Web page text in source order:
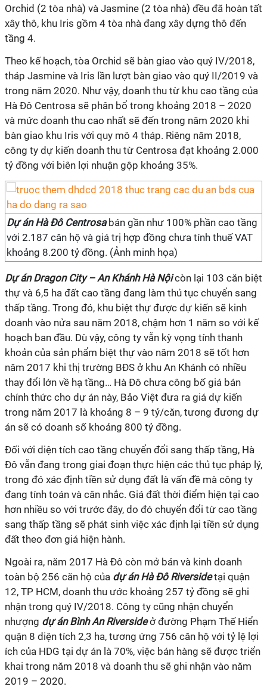
Orchid (2 tòa nhà) và Jasmine (2 tòa nhà) đều đã hoàn tất
xây thô, khu Iris gồm 4 tòa nhà đang xây dựng thô đến
tầng 4.
Theo kế hoạch, tòa Orchid sẽ bàn giao vào quý IV/2018,
tháp Jasmine và Iris lần lượt bàn giao vào quý II/2019 và
trong năm 2020. Như vậy, doanh thu từ khu cao tầng của
Hà Đô Centrosa sẽ phân bổ trong khoảng 2018 – 2020
và mức doanh thu cao nhất sẽ đến trong năm 2020 khi
bàn giao khu Iris với quy mô 4 tháp. Riêng năm 2018,
công ty dự kiến doanh thu từ Centrosa đạt khoảng 2.000
tỷ đồng với biên lợi nhuận gộp khoảng 35%.
Dự án Hà Đô Centrosa bán gần như 100% phần cao tầng
với 2.187 căn hộ và giá trị hợp đồng chưa tính thuế VAT
khoảng 8.200 tỷ đồng. (Ảnh minh họa)
Dự án Dragon City – An Khánh Hà Nộicòn lại 103 căn biệt
thự và 6,5 ha đất cao tầng đang làm thủ tục chuyển sang
thấp tầng. Trong đó, khu biệt thự được dự kiến sẽ kinh
doanh vào nửa sau năm 2018, chậm hơn 1 năm so với kế
hoạch ban đầu. Dù vậy, công ty vẫn kỳ vọng tính thanh
khoản của sản phẩm biệt thự vào năm 2018 sẽ tốt hơn
năm 2017 khi thị trường BĐS ở khu An Khánh có nhiều
thay đổi lớn về hạ tầng… Hà Đô chưa công bố giá bán
chính thức cho dự án này, Bảo Việt đưa ra giá dự kiến
trong năm 2017 là khoảng 8 – 9 tỷ/căn, tương đương dự
án sẽ có doanh số khoảng 800 tỷ đồng.
Đối với diện tích cao tầng chuyển đổi sang thấp tầng, Hà
Đô vẫn đang trong giai đoạn thực hiện các thủ tục pháp lý,
trong đó xác định tiền sử dụng đất là vấn đề mà công ty
đang tính toán và cân nhắc. Giá đất thời điểm hiện tại cao
hơn nhiều so với trước đây, do đó chuyển đổi từ cao tầng
sang thấp tầng sẽ phát sinh việc xác định lại tiền sử dụng
đất theo đơn giá hiện hành.
Ngoài ra, năm 2017 Hà Đô còn mở bán và kinh doanh
toàn bộ 256 căn hộ của dự án Hà Đô Riversidetại quận
12, TP HCM, doanh thu ước khoảng 257 tỷ đồng sẽ ghi
nhận trong quý IV/2018. Công ty cũng nhận chuyển
nhượng dự án Bình An Riversideở đường Phạm Thế Hiển
quận 8 diện tích 2,3 ha, tương ứng 756 căn hộ với tỷ lệ lợi
ích của HDG tại dự án là 70%, việc bán hàng sẽ được triển
khai trong năm 2018 và doanh thu sẽ ghi nhận vào năm
2019 – 2020.